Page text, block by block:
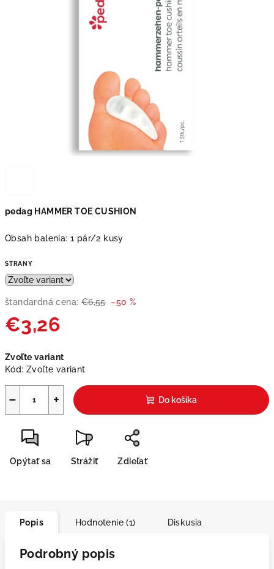
pedag HAMMER TOE CUSHION
Obsah balenia: 1 pár/2 kusy
STRANY
štandardná cena: €6,55 –50 %
€3,26
cena:
Zvoľte variant
Kód: Zvoľte variant
+
− Do košíka
Opýtať sa Strážiť Zdieľať
Popis Hodnotenie (1) Diskusia
Podrobný popis